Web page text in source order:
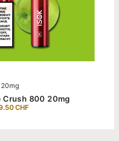
20mg
Crush 800 20mg
CHF